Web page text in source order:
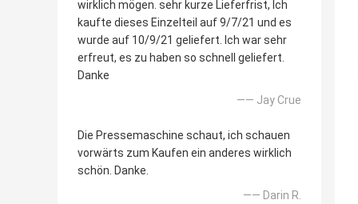
wirklich mögen. sehr kurze Lieferfrist, Ich
kaufte dieses Einzelteil auf 9/7/21 und es
wurde auf 10/9/21 geliefert. Ich war sehr
erfreut, es zu haben so schnell geliefert.
Danke
—— Jay Crue
Die Pressemaschine schaut, ich schauen
vorwärts zum Kaufen ein anderes wirklich
schön. Danke.
—— Darin R.